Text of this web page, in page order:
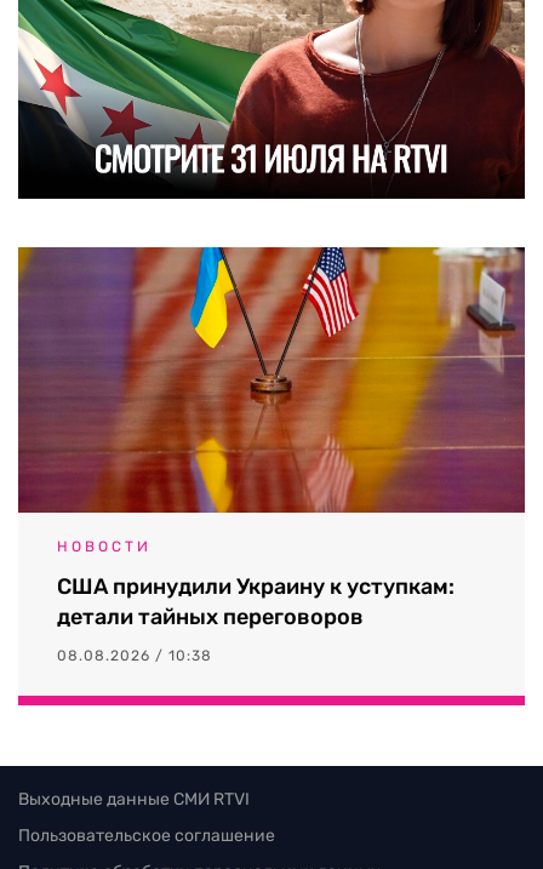
НОВОСТИ
США принудили Украину к уступкам:
детали тайных переговоров
08.08.2026 / 10:38
Выходные данные СМИ RTVI
Пользовательское соглашение